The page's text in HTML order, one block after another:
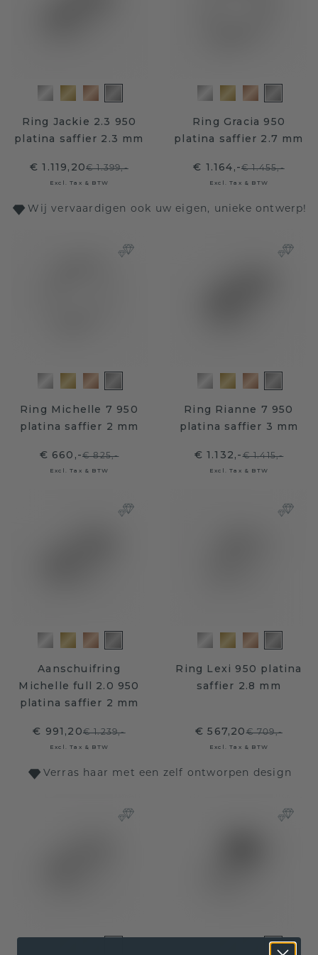
Ring Jackie 2.3 950
platina saffier 2.3 mm
€ 1.119,20€ 1.399,-
Excl. Tax & BTW
Ring Gracia 950
platina saffier 2.7 mm
€ 1.164,-€ 1.455,-
Excl. Tax & BTW
Wij vervaardigen ook uw eigen, unieke ontwerp!
Ring Michelle 7 950
platina saffier 2 mm
€ 660,-€ 825,-
Excl. Tax & BTW
Ring Rianne 7 950
platina saffier 3 mm
€ 1.132,-€ 1.415,-
Excl. Tax & BTW
Aanschuifring
Michelle full 2.0 950
platina saffier 2 mm
€ 991,20€ 1.239,-
Excl. Tax & BTW
Ring Lexi 950 platina
saffier 2.8 mm
€ 567,20€ 709,-
Excl. Tax & BTW
Verras haar met een zelf ontworpen design